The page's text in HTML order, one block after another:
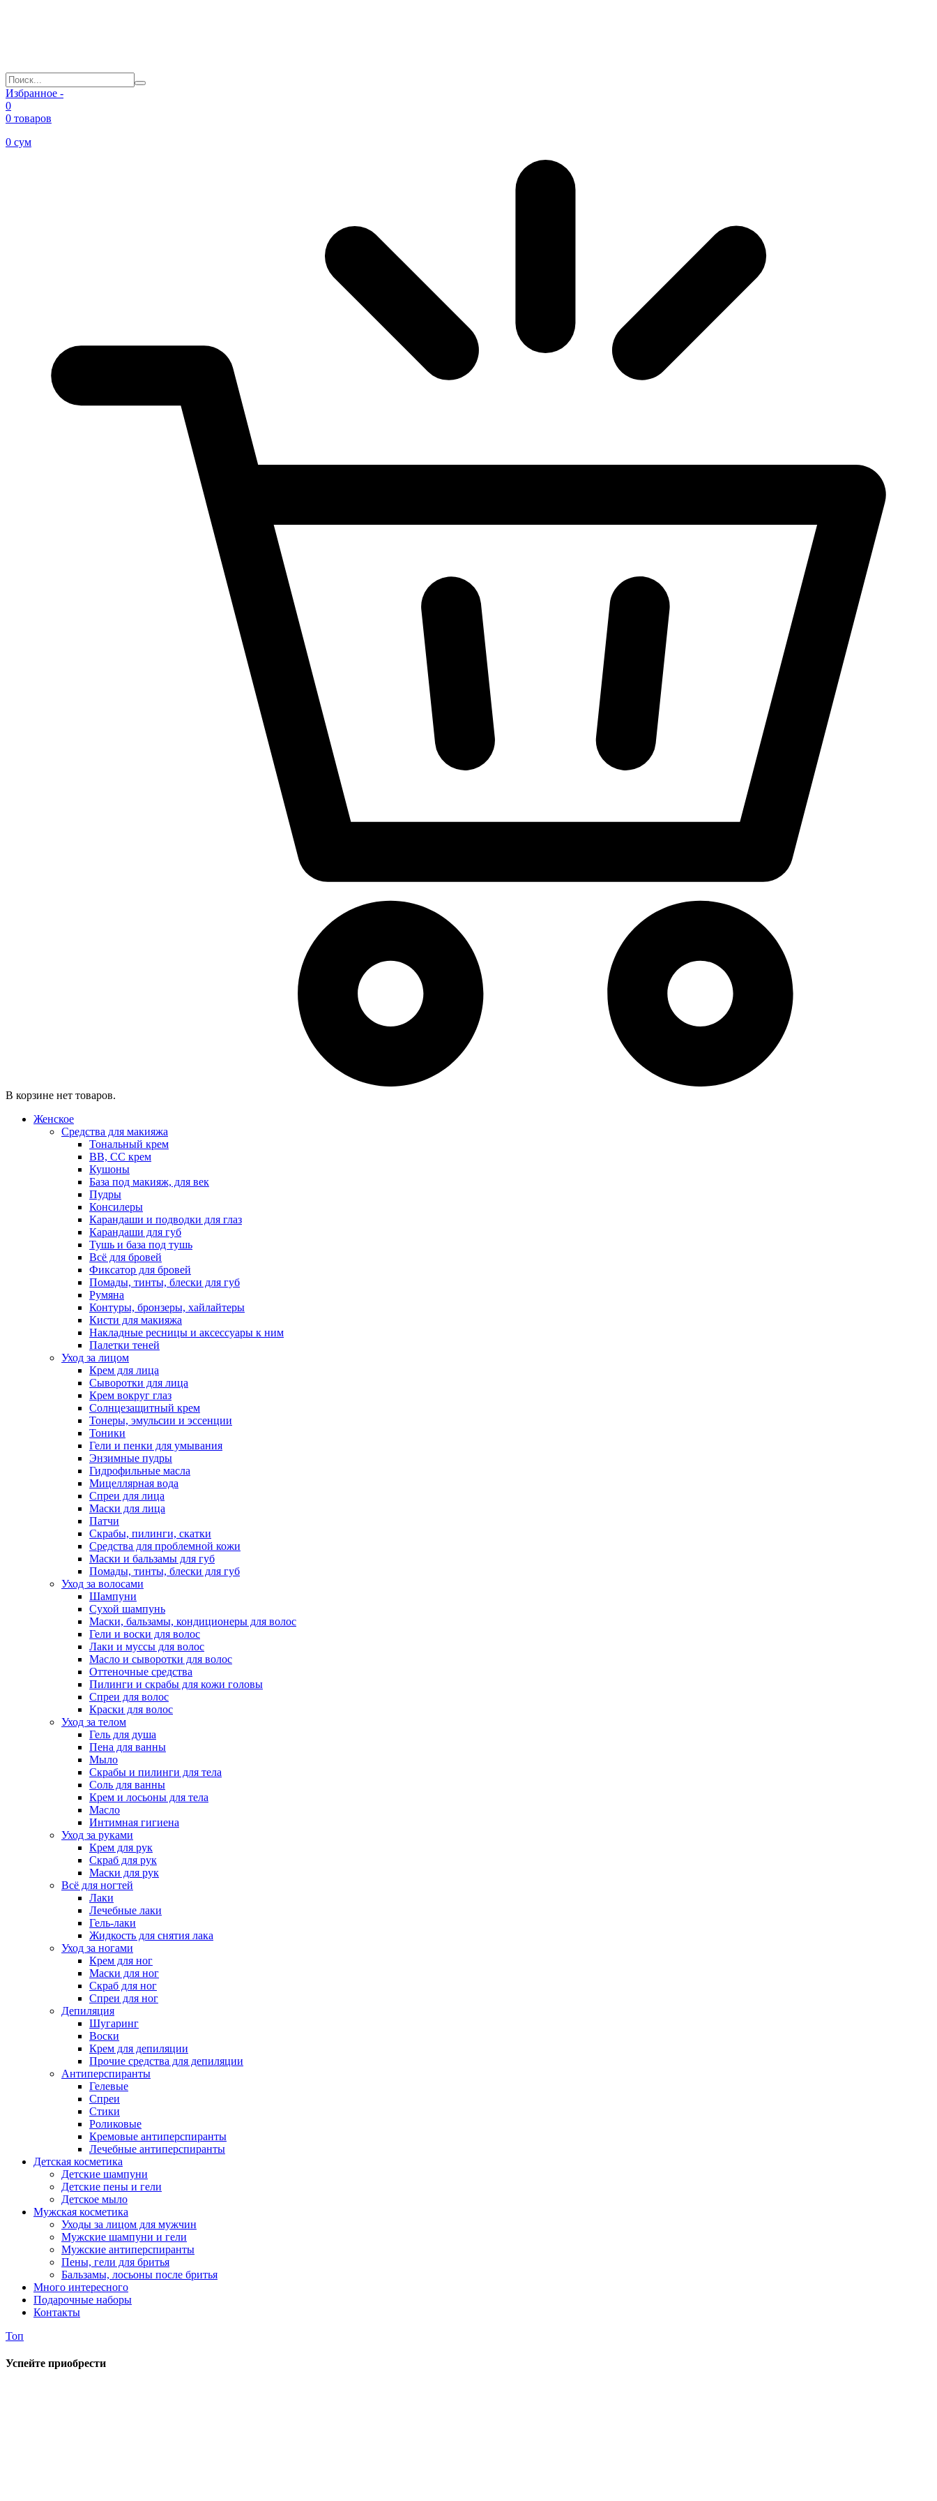
Избранное -
0
0 товаров
0 сум
В корзине нет товаров.
Женское
Средства для макияжа
Тональный крем
BB, CC крем
Кушоны
База под макияж, для век
Пудры
Консилеры
Карандаши и подводки для глаз
Карандаши для губ
Тушь и база под тушь
Всё для бровей
Фиксатор для бровей
Помады, тинты, блески для губ
Румяна
Контуры, бронзеры, хайлайтеры
Кисти для макияжа
Накладные ресницы и аксессуары к ним
Палетки теней
Уход за лицом
Крем для лица
Сыворотки для лица
Крем вокруг глаз
Солнцезащитный крем
Тонеры, эмульсии и эссенции
Тоники
Гели и пенки для умывания
Энзимные пудры
Гидрофильные масла
Мицеллярная вода
Спреи для лица
Маски для лица
Патчи
Скрабы, пилинги, скатки
Средства для проблемной кожи
Маски и бальзамы для губ
Помады, тинты, блески для губ
Уход за волосами
Шампуни
Сухой шампунь
Маски, бальзамы, кондиционеры для волос
Гели и воски для волос
Лаки и муссы для волос
Масло и сыворотки для волос
Оттеночные средства
Пилинги и скрабы для кожи головы
Спреи для волос
Краски для волос
Уход за телом
Гель для душа
Пена для ванны
Мыло
Скрабы и пилинги для тела
Соль для ванны
Крем и лосьоны для тела
Масло
Интимная гигиена
Уход за руками
Крем для рук
Скраб для рук
Маски для рук
Всё для ногтей
Лаки
Лечебные лаки
Гель-лаки
Жидкость для снятия лака
Уход за ногами
Крем для ног
Маски для ног
Скраб для ног
Спреи для ног
Депиляция
Шугаринг
Воски
Крем для депиляции
Прочие средства для депиляции
Антиперспиранты
Гелевые
Спреи
Стики
Роликовые
Кремовые антиперспиранты
Лечебные антиперспиранты
Детская косметика
Детские шампуни
Детские пены и гели
Детское мыло
Мужская косметика
Уходы за лицом для мужчин
Мужские шампуни и гели
Мужские антиперспиранты
Пены, гели для бритья
Бальзамы, лосьоны после бритья
Много интересного
Подарочные наборы
Контакты
Топ
Успейте приобрести